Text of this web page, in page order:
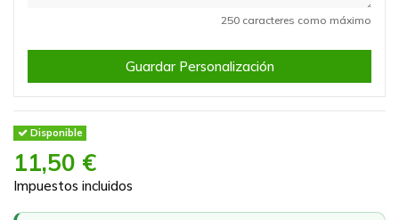
250 caracteres como máximo
Guardar Personalización
Disponible
11,50 €
Impuestos incluidos